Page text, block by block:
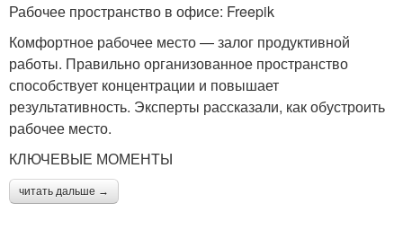
Рабочее пространство в офисе: Freepik
Комфортное рабочее место — залог продуктивной
работы. Правильно организованное пространство
способствует концентрации и повышает
результативность. Эксперты рассказали, как обустроить
рабочее место.
КЛЮЧЕВЫЕ МОМЕНТЫ
читать дальше →